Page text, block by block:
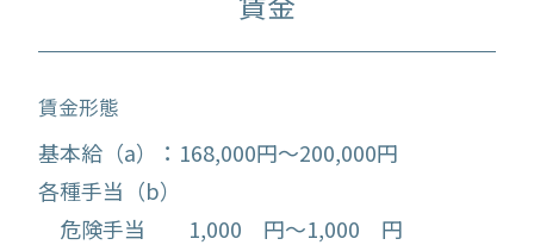
賃金形態
基本給（a）：168,000円～200,000円
各種手当（b）
危険手当 1,000 円～1,000 円